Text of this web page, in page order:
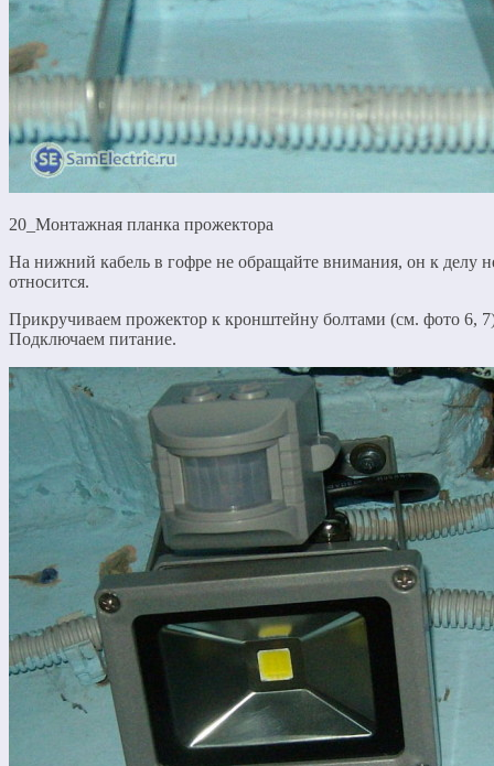
20_Монтажная планка прожектора
На нижний кабель в гофре не обращайте внимания, он к делу
относится.
Прикручиваем прожектор к кронштейну болтами (см. фото 6,
Подключаем питание.